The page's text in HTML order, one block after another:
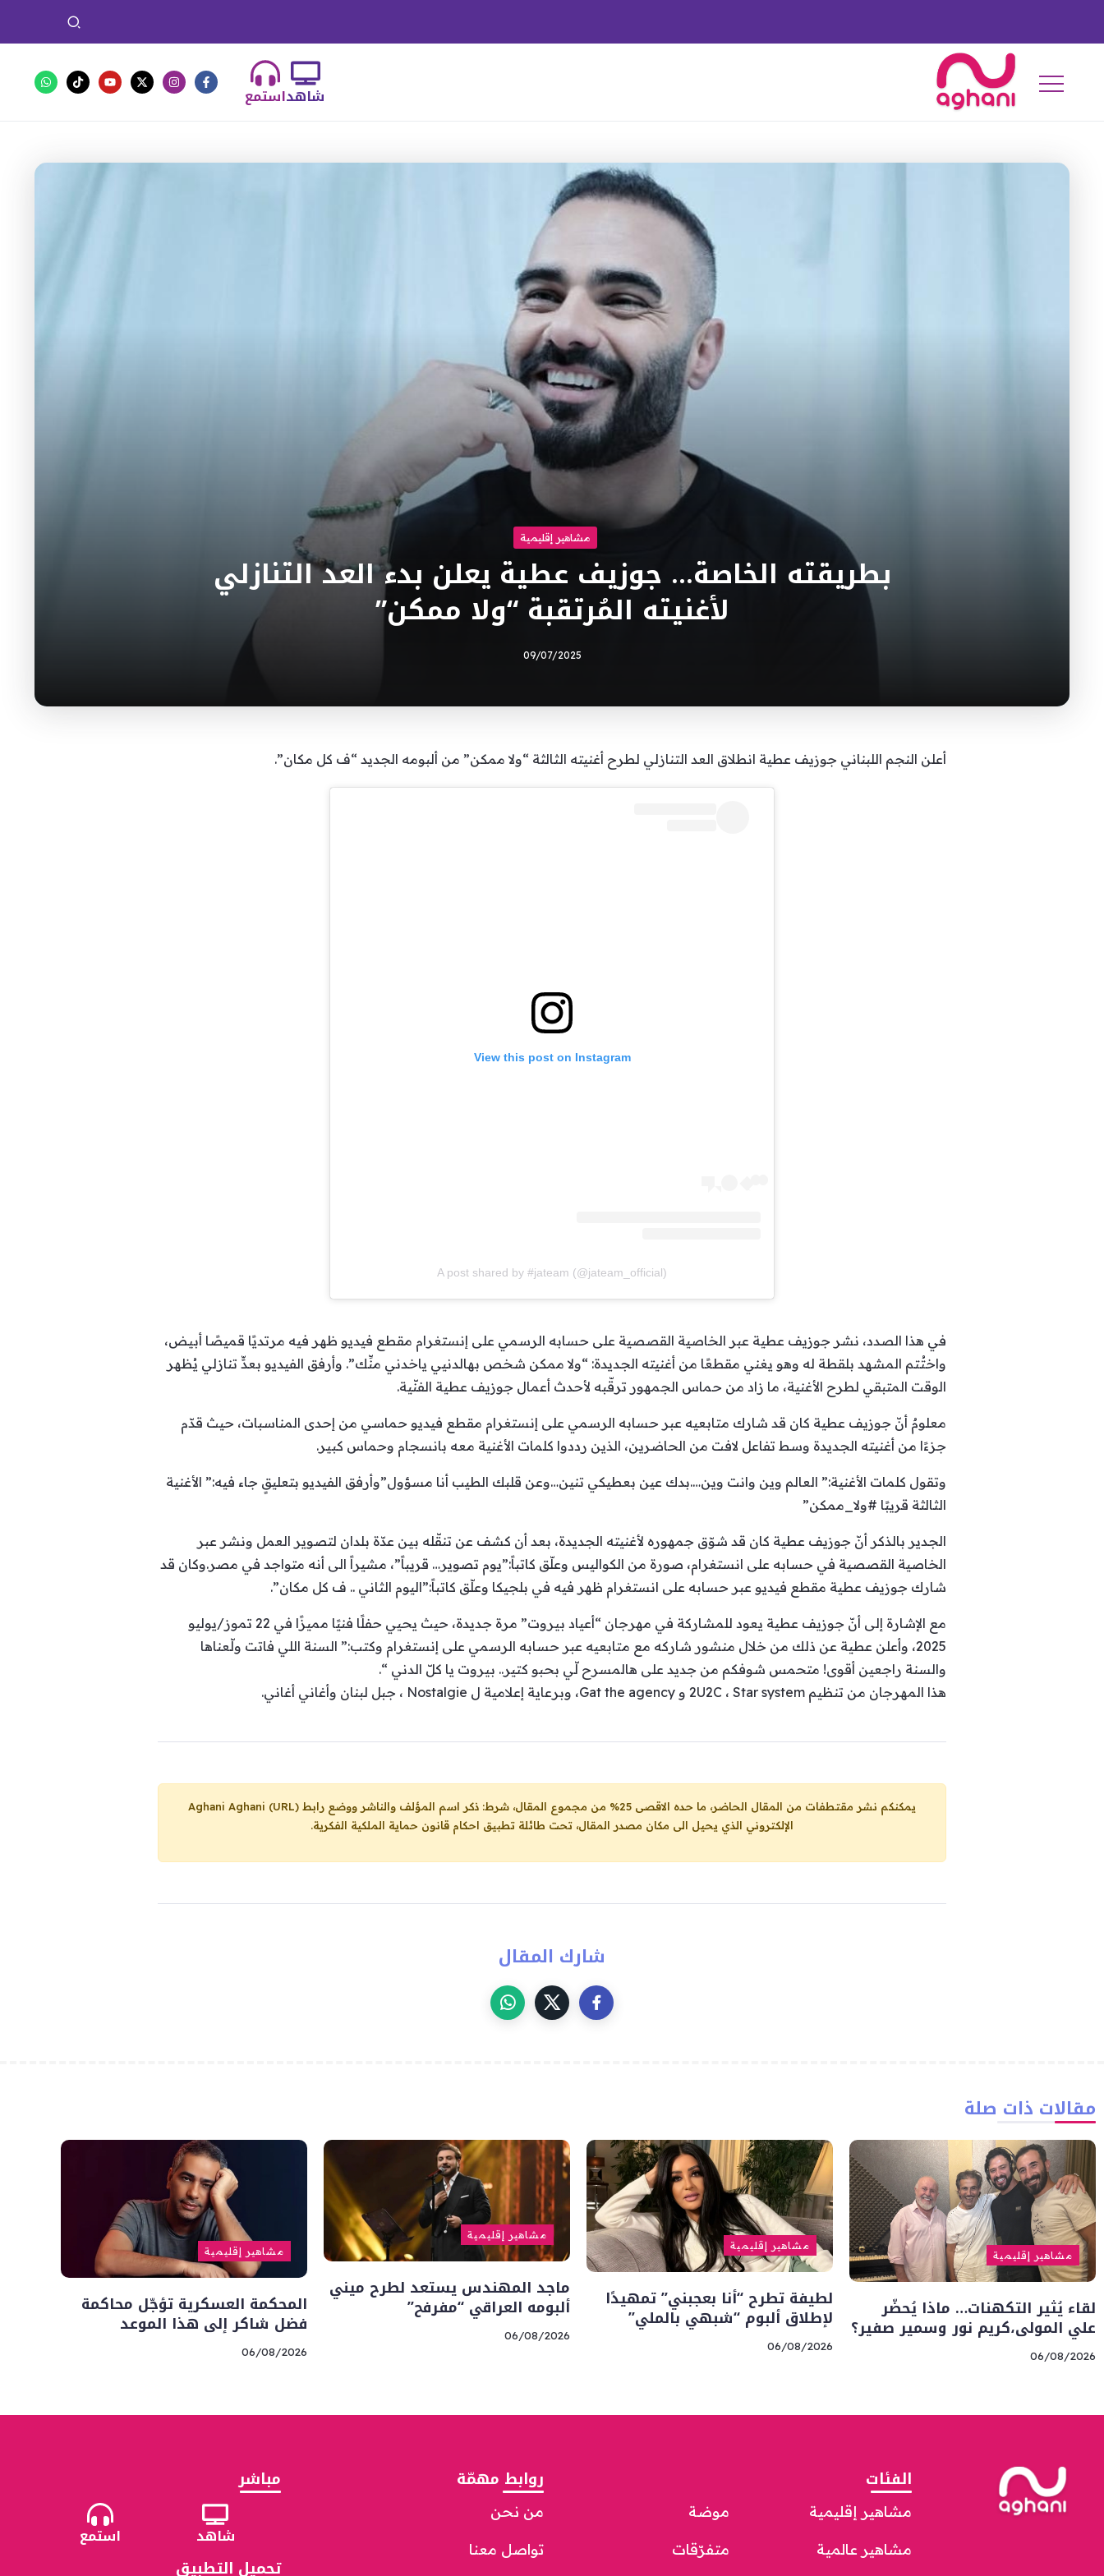
استمعشاهد
مشاهير إقليمية
بطريقته الخاصة… جوزيف عطية يعلن بدء العد التنازلي
لأغنيته المُرتقبة “ولا ممكن”
09/07/2025
أعلن النجم اللبناني جوزيف عطية انطلاق العد التنازلي لطرح أغنيته الثالثة “ولا ممكن” من ألبومه الجديد “ف كل مكان”.
View this post on Instagram
A post shared by #jateam (@jateam_official)
في هذا الصدد، نشر جوزيف عطية عبر الخاصية القصصية على حسابه الرسمي على إنستغرام مقطع فيديو ظهر فيه مرتديًا قميصًا أبيض،
واختُتم المشهد بلقطة له وهو يغني مقطعًا من أغنيته الجديدة: “ولا ممكن شخص بهالدنيي ياخدني منِّك”. وأرفق الفيديو بعدٍّ تنازلي يُظهر
الوقت المتبقي لطرح الأغنية، ما زاد من حماس الجمهور ترقّبه لأحدث أعمال جوزيف عطية الفنّية.
معلومٌ أنّ جوزيف عطية كان قد شارك متابعيه عبر حسابه الرسمي على إنستغرام مقطع فيديو حماسي من إحدى المناسبات، حيث قدّم
جزءًا من أغنيته الجديدة وسط تفاعل لافت من الحاضرين، الذين رددوا كلمات الأغنية معه بانسجام وحماس كبير.
وتقول كلمات الأغنية:” العالم وين وانت وين….بدك عين بعطيكي تنين…وعن قلبك الطيب أنا مسؤول”وأرفق الفيديو بتعليقٍ جاء فيه:” الأغنية
الثالثة قريبًا #ولا_ممكن”
الجدير بالذكر أنّ جوزيف عطية كان قد شوّق جمهوره لأغنيته الجديدة، بعد أن كشف عن تنقّله بين عدّة بلدان لتصوير العمل ونشر عبر
الخاصية القصصية في حسابه على انستغرام، صورة من الكواليس وعلّق كاتباً:”يوم تصوير… قريباً”، مشيراً الى أنه متواجد في مصر.وكان قد
شارك جوزيف عطية مقطع فيديو عبر حسابه على انستغرام ظهر فيه في بلجيكا وعلّق كاتباً:”اليوم الثاني .. ف كل مكان”.
مع الإشارة إلى أنّ جوزيف عطية يعود للمشاركة في مهرجان “أعياد بيروت” مرة جديدة، حيث يحيي حفلًا فنيًا مميزًا في 22 تموز/يوليو
2025، وأعلن عطية عن ذلك من خلال منشور شاركه مع متابعيه عبر حسابه الرسمي على إنستغرام وكتب:” السنة اللي فاتت ولّعناها
والسنة راجعين أقوى! متحمس شوفكم من جديد على هالمسرح لّي بحبو كتير.. بيروت يا كلّ الدني “.
هذا المهرجان من تنظيم 2U2C ، Star system و Gat the agency، وبرعاية إعلامية ل Nostalgie ، جبل لبنان وأغاني أغاني.
يمكنكم نشر مقتطفات من المقال الحاضر، ما حده الاقصى 25% من مجموع المقال، شرط: ذكر اسم المؤلف والناشر ووضع رابط
Aghani Aghani (URL)
الإلكتروني الذي يحيل الى مكان مصدر المقال، تحت طائلة تطبيق احكام قانون حماية الملكية الفكرية.
شارك المقال
مقالات ذات صلة
مشاهير إقليمية
لقاء يُثير التكهنات… ماذا يُحضّر
علي المولى،كريم نور وسمير صفير؟
06/08/2026
مشاهير إقليمية
لطيفة تطرح “أنا بعجبني” تمهيدًا
لإطلاق ألبوم “شبهي بالملي”
06/08/2026
مشاهير إقليمية
ماجد المهندس يستعد لطرح ميني
ألبومه العراقي “مفرفح”
06/08/2026
مشاهير إقليمية
المحكمة العسكرية تؤجّل محاكمة
فضل شاكر إلى هذا الموعد
06/08/2026
الفئات
مشاهير إقليمية
مشاهير عالمية
موضة
متفرّقات
روابط مهمّة
من نحن
تواصل معنا
مباشر
شاهد استمع
تحميل التطبيق